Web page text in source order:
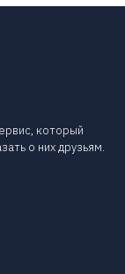
который
о них друзьям.